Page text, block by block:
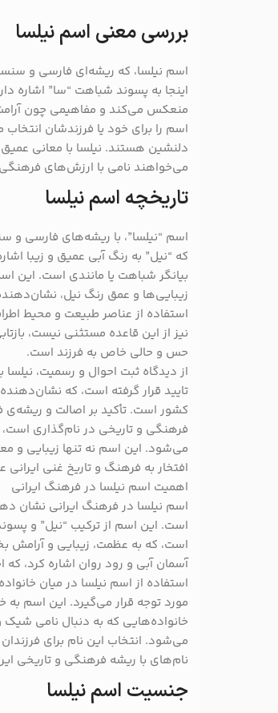
بررسی معنی اسم نیلسا
اسم نیلسا، که ریشه‌ای فارسی و
اینجا به پسوند شباهت “سا” اشاره
منعکس می‌کند و مفاهیمی چون
اسم را برای خود یا فرزندشان
دلنشین هستند. نیلسا با معانی
می‌خواهند نامی با ارزش‌های فرهنگی
تاریخچه اسم نیلسا
اسم “نیلسا”، با ریشه‌های فارسی و
که “نیل” به رنگ آبی عمیق و زیبا
بیانگر شباهت یا مانندی است. این
زیبایی‌ها و عمق رنگ نیل،
استفاده از عناصر طبیعت و محیط
نیز از این قاعده مستثنی نیست،
حس و حالی خاص به فرزند است.
از دیدگاه ثبت احوال و رسمیت،
تایید قرار گرفته است، که
کشور است. تأکید بر اصالت و ریشه‌ی
فرهنگی و تاریخی در نام‌گذاری است،
می‌شود. این اسم نه تنها زیبایی و
افتخار به فرهنگ و تاریخ غنی
اهمیت اسم نیلسا در فرهنگ ایرانی
اسم نیلسا در فرهنگ ایرانی نشان
است. این اسم از ترکیب “نیل” و
است، که به عظمت، زیبایی و آرامش
آسمان آبی و رود روان اشاره کرد،
استفاده از اسم نیلسا در میان
مورد توجه قرار می‌گیرد. این اسم به
خانواده‌هایی که به دنبال نامی
می‌شود. انتخاب این نام برای
نام‌های با ریشه فرهنگی و تاریخی
جنسیت اسم نیلسا